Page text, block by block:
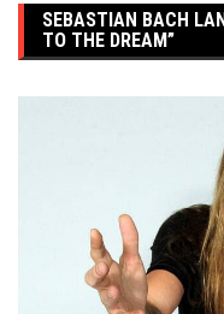
SEBASTIAN BACH
TO THE DREAM”